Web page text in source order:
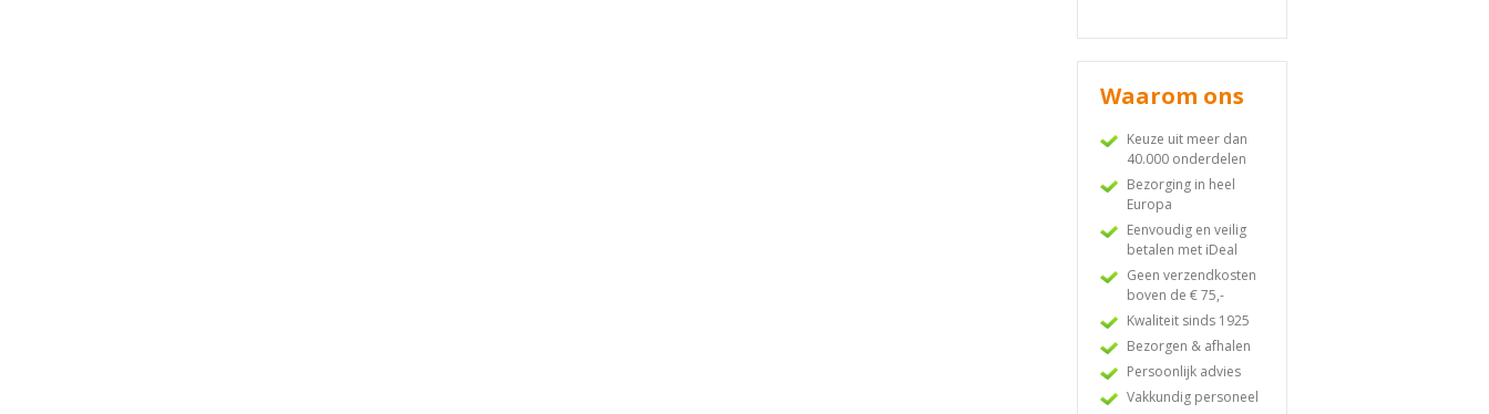
Waarom ons
Keuze uit meer dan
40.000 onderdelen
Bezorging in heel
Europa
Eenvoudig en veilig
betalen met iDeal
Geen verzendkosten
boven de € 75,-
Kwaliteit sinds 1925
Bezorgen & afhalen
Persoonlijk advies
Vakkundig personeel